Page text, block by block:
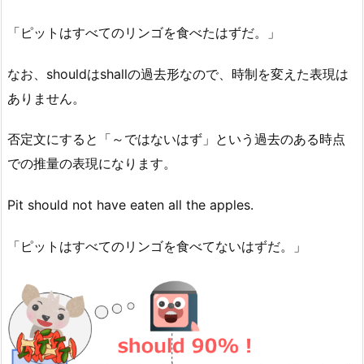
「ピットはすべてのリンゴを食べたはずだ。」
なお、shouldはshallの過去形なので、時制を変えた表現は
ありません。
否定文にすると「～ではないはず」という過去のある時点
での推量の表現になります。
Pit should not have eaten all the apples.
「ピットはすべてのリンゴを食べてないはずだ。」